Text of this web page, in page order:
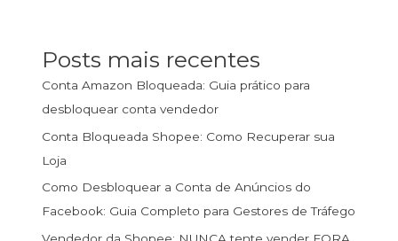
Posts mais recentes
Conta Amazon Bloqueada: Guia prático para
desbloquear conta vendedor
Conta Bloqueada Shopee: Como Recuperar sua
Loja
Como Desbloquear a Conta de Anúncios do
Facebook: Guia Completo para Gestores de Tráfego
Vendedor da Shopee: NUNCA tente vender FORA